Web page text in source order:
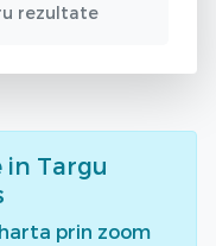
rezultate
in Targu
prin zoom